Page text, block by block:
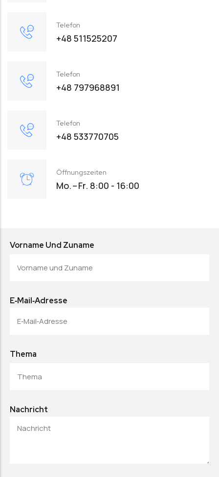
Telefon
+48 511525207
Telefon
+48 797968891
Telefon
+48 533770705
Öffnungszeiten
Mo. – Fr. 8:00 - 16:00
Vorname Und Zuname
E‑Mail‑Adresse
Thema
Nachricht